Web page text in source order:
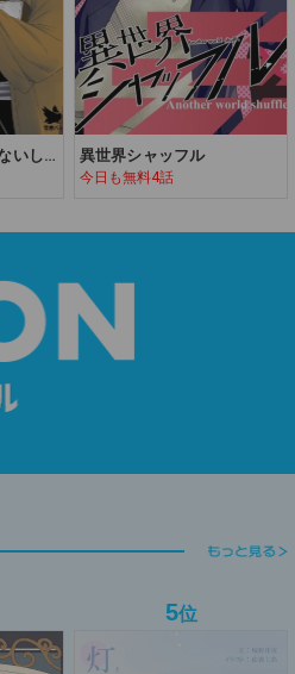
いし 異世界シャッフル
今日も無料4話
5位